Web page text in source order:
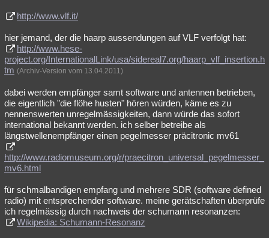
http://www.vlf.it/
hier jemand, der die haarp aussendungen auf VLF verfolgt hat:
http://www.hese-
project.org/InternationalLink/usa/sidereal7.org/haarp_vlf_insertion.h
tm (Archiv-Version vom 13.04.2011)
dabei werden empfänger samt software und antennen betrieben,
die eigentlich "die flöhe husten" hören würden, käme es zu
nennenswerten unregelmässigkeiten, dann würde das sofort
international bekannt werden. ich selber betreibe als
längstwellenempfänger einen pegelmesser präcitronic mv61
http://www.radiomuseum.org/r/praecitron_universal_pegelmesser_
mv6.html
für schmalbandigen empfang und mehrere SDR (software defined
radio) mit entsprechender software. meine gerätschaften überprüfe
ich regelmässig durch nachweis der schumann resonanzen:
Wikipedia: Schumann-Resonanz